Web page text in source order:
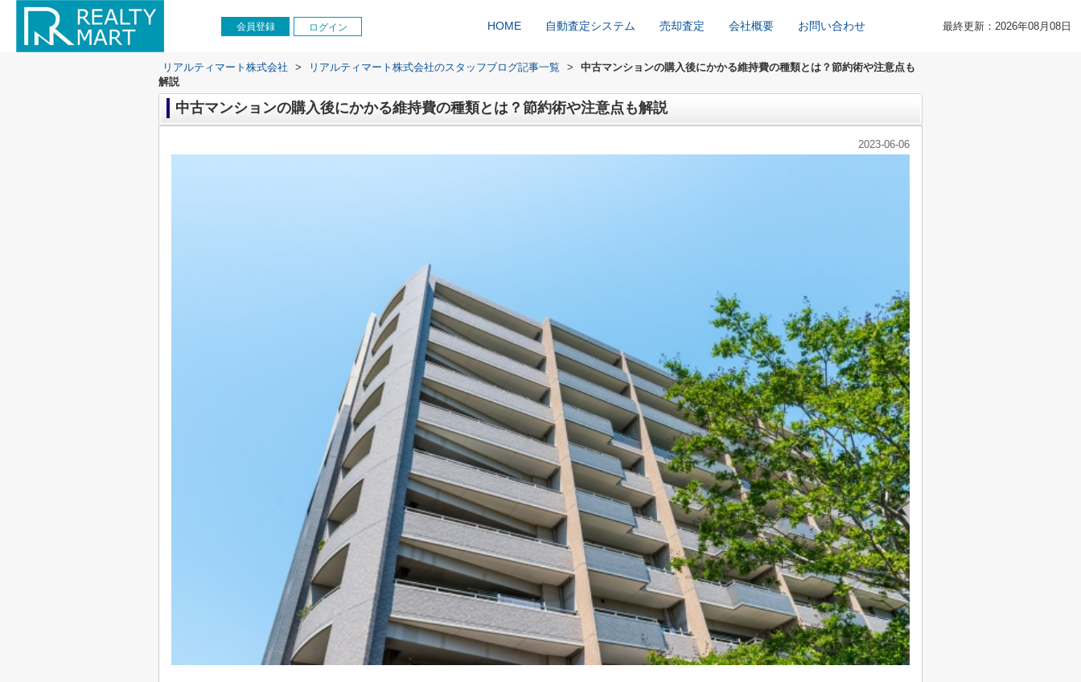
会員登録 ログイン HOME 自動査定システム 売却査定 会社概要 お問い合わせ 最終更新：2026年08月08日
リアルティマート株式会社 > リアルティマート株式会社のスタッフブログ記事一覧 >
中古マンションの購入後にかかる維持費の種類とは？節約術や注意点も
解説
中古マンションの購入後にかかる維持費の種類とは？節約術や注意点も解説
2023-06-06